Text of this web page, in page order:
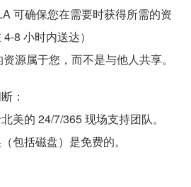
可确保您在需要时获得所需的资
8 小时内送达）
源属于您，而不是与他人共享。
：
美的 24/7/365 现场支持团队。
包括磁盘）是免费的。